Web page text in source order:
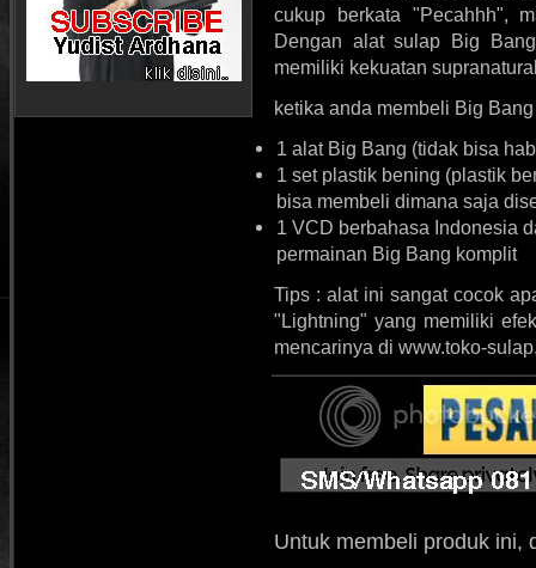
cukup berkata "Pecahhh",
Dengan alat sulap Big
memiliki kekuatan
ketika anda membeli Big
1 alat Big Bang (tidak bisa
1 set plastik bening (plastik
bisa membeli dimana saja
1 VCD berbahasa Indonesia
permainan Big Bang komplit
Tips : alat ini sangat cocok
"Lightning" yang memiliki
mencarinya di www.toko-
Untuk membeli produk ini,